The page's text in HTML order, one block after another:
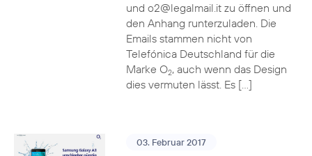
und o2@legalmail.it zu öffnen und
den Anhang runterzuladen. Die
Emails stammen nicht von
Telefónica Deutschland für die
Marke O2, auch wenn das Design
dies vermuten lässt. Es […]
03. Februar 2017